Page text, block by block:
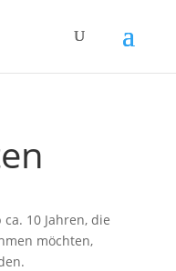
10 Jahren, die
möchten,